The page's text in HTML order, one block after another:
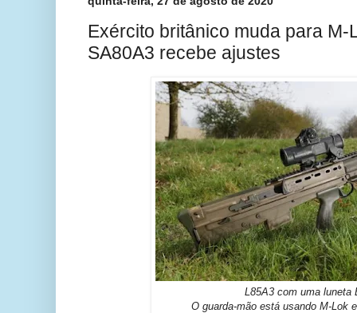
Exército britânico muda para M-
SA80A3 recebe ajustes
L85A3 com uma luneta
O guarda-mão está usando M-Lok